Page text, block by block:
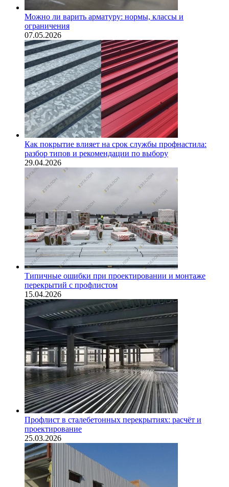
Можно ли варить арматуру: нормы, классы и
ограничения
07.05.2026
Как покрытие влияет на срок службы профнастила:
разбор типов и рекомендации по выбору
29.04.2026
Типичные ошибки при проектировании и монтаже
перекрытий с профлистом
15.04.2026
Профлист в сталебетонных перекрытиях: расчёт и
проектирование
25.03.2026